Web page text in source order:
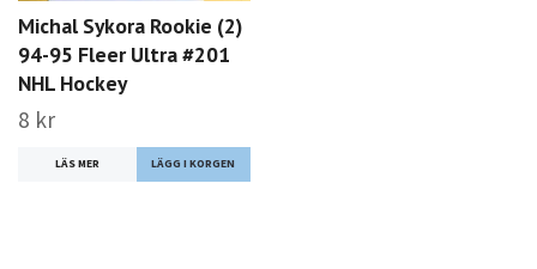
Michal Sykora Rookie (2)
94-95 Fleer Ultra #201
NHL Hockey
8 kr
LÄS MER